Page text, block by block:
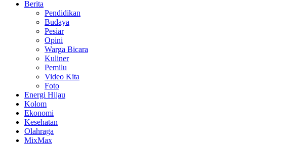
Berita
Pendidikan
Budaya
Pesiar
Opini
Warga Bicara
Kuliner
Pemilu
Video Kita
Foto
Energi Hijau
Kolom
Ekonomi
Kesehatan
Olahraga
MixMax